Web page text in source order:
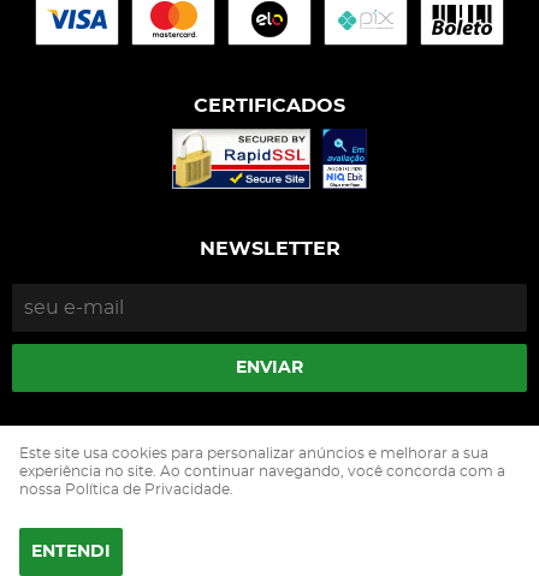
CERTIFICADOS
NEWSLETTER
ENVIAR
CNPJ: 05.500.229/0002-90
Este site usa cookies para personalizar anúncios e melhorar a sua
experiência no site. Ao continuar navegando, você concorda com a
nossa Política de Privacidade.
ENTENDI